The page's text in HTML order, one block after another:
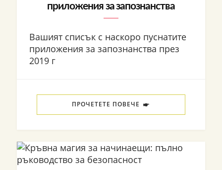
приложения за запознанства
Вашият списък с наскоро пуснатите
приложения за запознанства през
2019 г
ПРОЧЕТЕТЕ ПОВЕЧЕ